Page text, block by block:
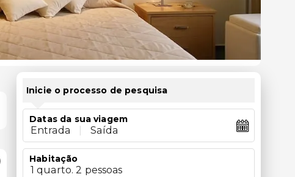
Inicie o processo de pesquisa
Datas da sua viagem
Entrada Saída
Habitação
1 quarto. 2 pessoas